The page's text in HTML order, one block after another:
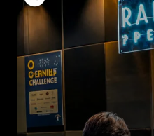
Todos
Produtos
Notícias
Descarregar
Mais